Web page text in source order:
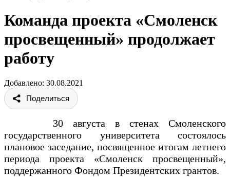
Команда проекта «Смоленск
просвещенный» продолжает
работу
Добавлено: 30.08.2021
Поделиться
30 августа в стенах Смоленского
государственного университета состоялось
плановое заседание, посвященное итогам летнего
периода проекта «Смоленск просвещенный»,
поддержанного Фондом Президентских грантов.